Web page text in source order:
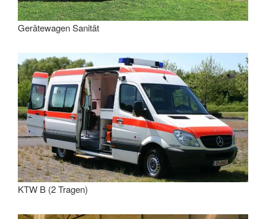
Gerätewagen Sanität
KTW B (2 Tragen)